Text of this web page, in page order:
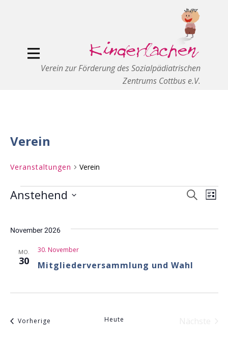
Verein zur Förderung des Sozialpädiatrischen
Zentrums Cottbus e.V.
Verein
Veranstaltungen Verein
Veranstaltungen
SucheListe
Anstehend
November 2026
MO.
30 Mitgliederversammlung und Wahl
30. November
Vorherige Heute